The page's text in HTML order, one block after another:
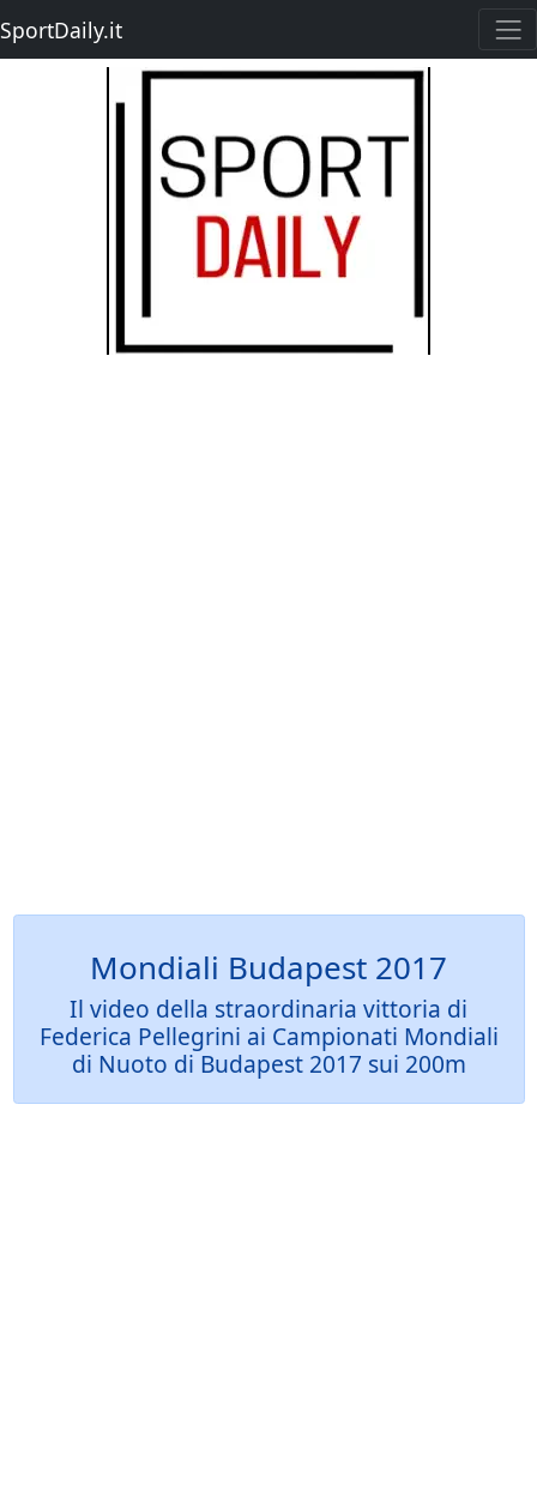
SportDaily.it
Mondiali Budapest 2017
Il video della straordinaria vittoria di
Federica Pellegrini ai Campionati Mondiali
di Nuoto di Budapest 2017 sui 200m